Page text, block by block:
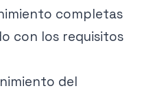
completas
con los requisitos
del